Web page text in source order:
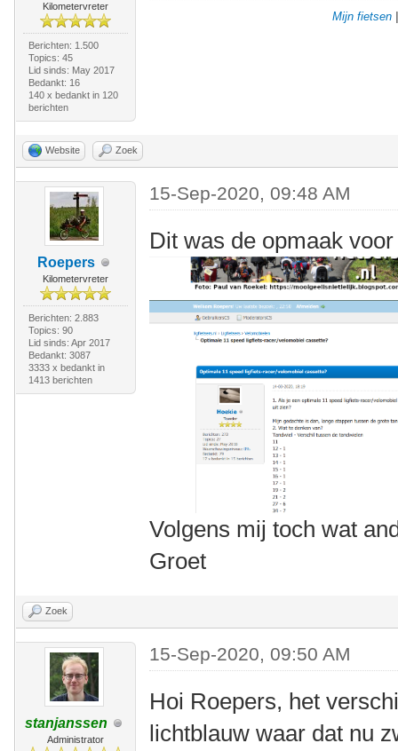
Kilometervreter
Berichten: 1.500
Topics: 45
Lid sinds: May 2017
Bedankt: 16
140 x bedankt in 120
berichten
Mijn fietsen
Website Zoek
Roepers
Kilometervreter
Berichten: 2.883
Topics: 90
Lid sinds: Apr 2017
Bedankt: 3087
3333 x bedankt in
1413 berichten
15-Sep-2020, 09:48 AM
Dit was de opmaak
Volgens mij toch wat
Groet
Zoek
stanjanssen
Administrator
15-Sep-2020, 09:50 AM
Hoi Roepers, het
lichtblauw waar dat nu